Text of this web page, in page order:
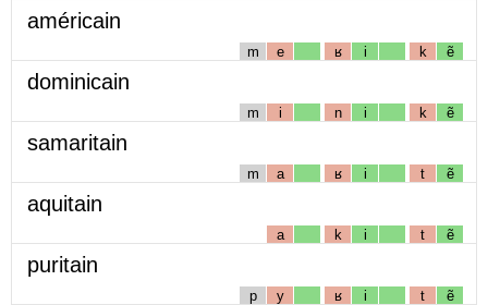
américain
m e ʁ i k ẽ
dominicain
m i n i k ẽ
samaritain
m a ʁ i t ẽ
aquitain
a k i t ẽ
puritain
p y ʁ i t ẽ